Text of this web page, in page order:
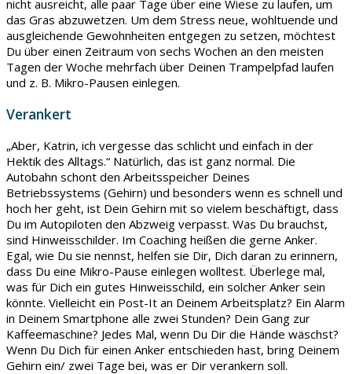
nicht ausreicht, alle paar Tage über eine Wiese zu laufen, um
das Gras abzuwetzen. Um dem Stress neue, wohltuende und
ausgleichende Gewohnheiten entgegen zu setzen, möchtest
Du über einen Zeitraum von sechs Wochen an den meisten
Tagen der Woche mehrfach über Deinen Trampelpfad laufen
und z. B. Mikro-Pausen einlegen.
Verankert
„Aber, Katrin, ich vergesse das schlicht und einfach in der
Hektik des Alltags.“ Natürlich, das ist ganz normal. Die
Autobahn schont den Arbeitsspeicher Deines
Betriebssystems (Gehirn) und besonders wenn es schnell und
hoch her geht, ist Dein Gehirn mit so vielem beschäftigt, dass
Du im Autopiloten den Abzweig verpasst. Was Du brauchst,
sind Hinweisschilder. Im Coaching heißen die gerne Anker.
Egal, wie Du sie nennst, helfen sie Dir, Dich daran zu erinnern,
dass Du eine Mikro-Pause einlegen wolltest. Überlege mal,
was für Dich ein gutes Hinweisschild, ein solcher Anker sein
könnte. Vielleicht ein Post-It an Deinem Arbeitsplatz? Ein Alarm
in Deinem Smartphone alle zwei Stunden? Dein Gang zur
Kaffeemaschine? Jedes Mal, wenn Du Dir die Hände wäschst?
Wenn Du Dich für einen Anker entschieden hast, bring Deinem
Gehirn ein/ zwei Tage bei, was er Dir verankern soll.